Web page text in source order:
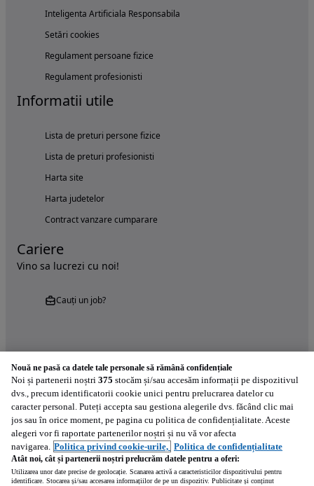
Inteligenta Artificiala Responsabila
Setări cookies
Regulament persoane fizice
Regulament profesionisti
Informatii utile
Lista de preturi persone fizice
Lista de preturi profesionisti
Harta site
Harta judetelor
Contract vanzare cumparare
Cariere
Vino sa lucrezi cu noi!
Cauți un job?
Încearcă acum aplicația Autovit.ro
Nouă ne pasă ca datele tale personale să rămână confidențiale
Noi și partenerii noștri 375 stocăm și/sau accesăm informații pe dispozitivul
dvs., precum identificatorii cookie unici pentru prelucrarea datelor cu
caracter personal. Puteți accepta sau gestiona alegerile dvs. făcând clic mai
jos sau în orice moment, pe pagina cu politica de confidențialitate. Aceste
alegeri vor fi raportate partenerilor noștri și nu vă vor afecta
navigarea. Politica privind cookie-urile, Politica de confidențialitate
Atât noi, cât și partenerii noștri prelucrăm datele pentru a oferi:
Utilizarea unor date precise de geolocație. Scanarea activă a caracteristicilor dispozitivului pentru
identificare. Stocarea și/sau accesarea informațiilor de pe un dispozitiv. Publicitate și conținut